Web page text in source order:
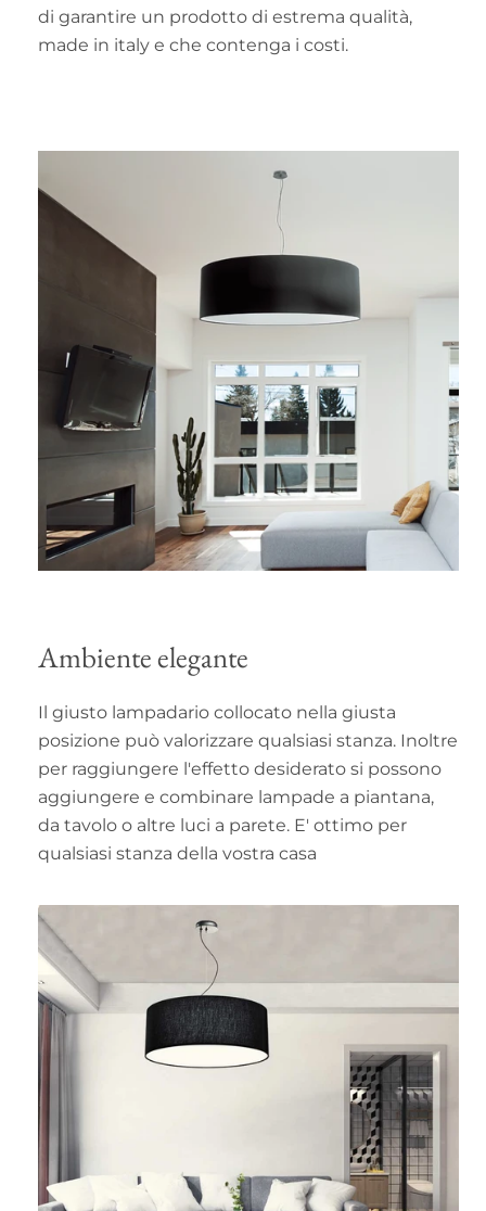
di garantire un prodotto di estrema qualità,
made in italy e che contenga i costi.
Ambiente elegante
Il giusto lampadario collocato nella giusta
posizione può valorizzare qualsiasi stanza. Inoltre
per raggiungere l'effetto desiderato si possono
aggiungere e combinare lampade a piantana,
da tavolo o altre luci a parete. E' ottimo per
qualsiasi stanza della vostra casa